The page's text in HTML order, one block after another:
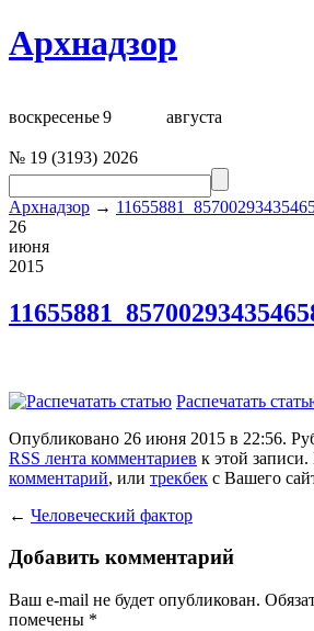
Архнадзор
воскресенье9 августа
№ 19 (3193) 2026
Архнадзор →
26
июня
2015
Распечатать
Опубликовано 26 июня 2015 в 22:56.
RSS лента комментариев к этой
комментарий, или трекбек с Вашего
← Человеческий фактор
Добавить комментарий
Ваш e-mail не будет опубликован.
помечены *